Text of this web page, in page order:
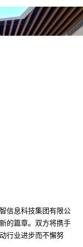
信息科技集团有限公
的篇章。双方将携手
行业进步而不懈努